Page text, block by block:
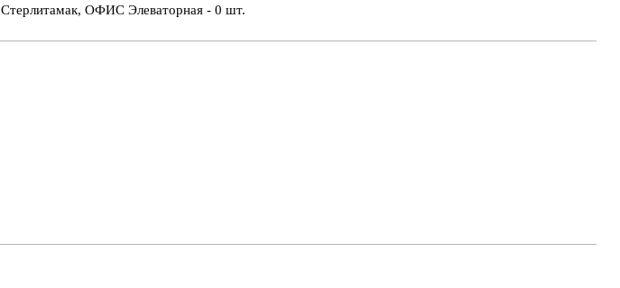
Стерлитамак, ОФИС Элеваторная - 0 шт.